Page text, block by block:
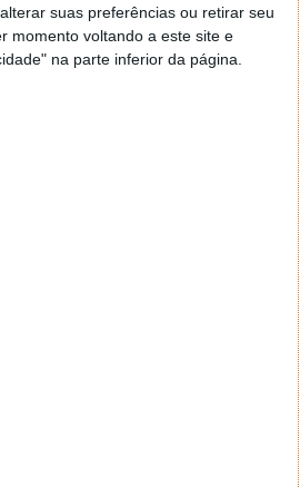
suas preferências ou retirar seu
momento voltando a este site e
na parte inferior da página.
de publicidade. Até mesmo
e mesmo no ecrã de
todo o ecrã, bem como